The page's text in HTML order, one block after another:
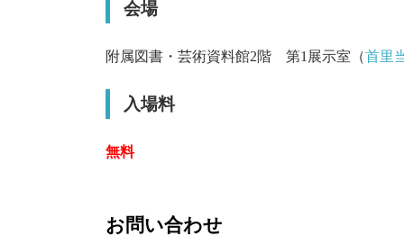
会場
附属図書・芸術資料館2階 第1展示室（首里
入場料
無料
お問い合わせ